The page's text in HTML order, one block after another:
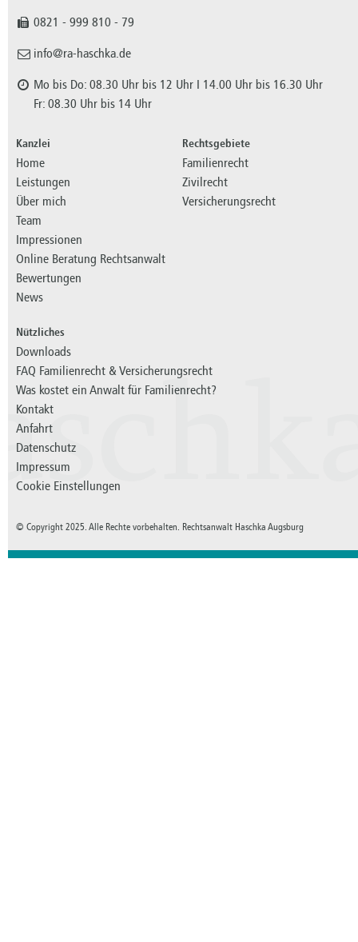
0821 - 999 810 - 79
info@ra-haschka.de
Mo bis Do: 08.30 Uhr bis 12 Uhr I 14.00 Uhr bis 16.30 Uhr
Fr: 08.30 Uhr bis 14 Uhr
Kanzlei
Home
Leistungen
Über mich
Team
Impressionen
Online Beratung Rechtsanwalt
Bewertungen
News
Rechtsgebiete
Familienrecht
Zivilrecht
Versicherungsrecht
Nützliches
Downloads
FAQ Familienrecht & Versicherungsrecht
Was kostet ein Anwalt für Familienrecht?
Kontakt
Anfahrt
Datenschutz
Impressum
Cookie Einstellungen
© Copyright 2025. Alle Rechte vorbehalten. Rechtsanwalt Haschka Augsburg